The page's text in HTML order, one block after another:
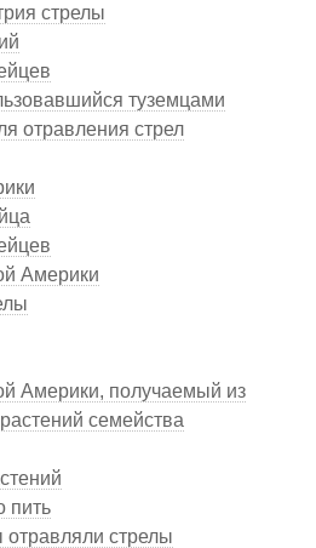
стрелы
туземцами
отравления стрел
Америки
Америки, получаемый из
семейства
пить
стрелы